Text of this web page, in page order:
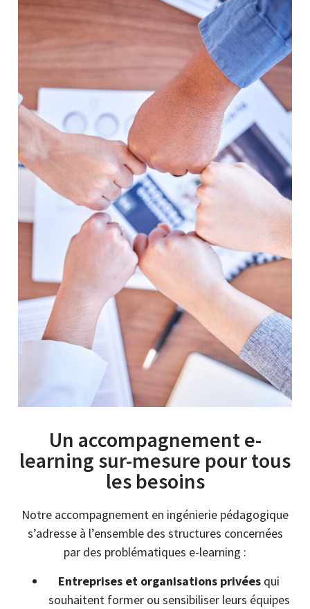
Un accompagnement e-
learning sur-mesure pour tous
les besoins
Notre accompagnement en ingénierie pédagogique
s’adresse à l’ensemble des structures concernées
par des problématiques e-learning :
Entreprises et organisations privées qui
souhaitent former ou sensibiliser leurs équipes